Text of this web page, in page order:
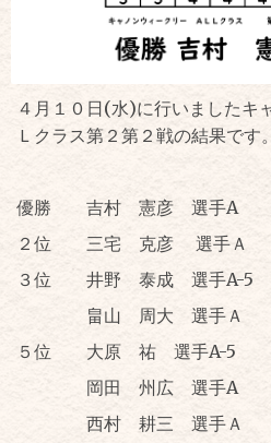
４月１０日(水)に行いましたキ
Ｌクラス第２第２戦の結果です。
優勝 吉村 憲彦 選手A
２位 三宅 克彦 選手Ａ
３位 井野 泰成 選手A-5
畠山 周大 選手Ａ
５位 大原 祐 選手A-5
岡田 州広 選手A
西村 耕三 選手Ａ